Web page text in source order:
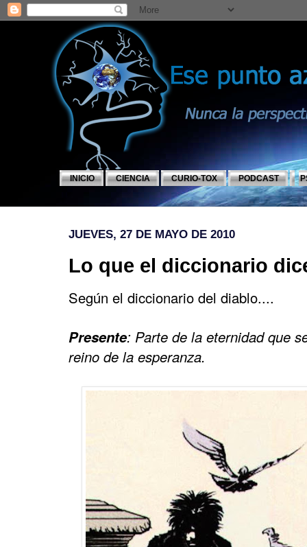
INICIO CIENCIA CURIO-TOX PODCAST
JUEVES, 27 DE MAYO DE 2010
Lo que el diccionario
Según el diccionario del diablo....
Presente: Parte de la eternidad que
reino de la esperanza.